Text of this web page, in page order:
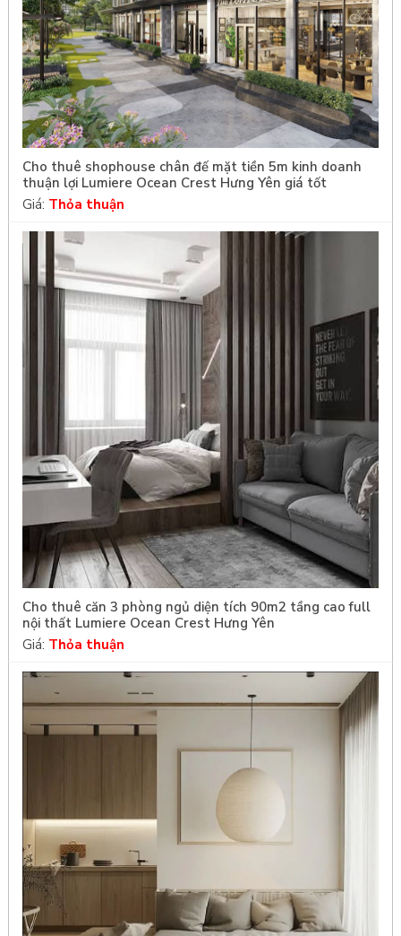
Cho thuê shophouse chân đế mặt tiền 5m kinh doanh
thuận lợi Lumiere Ocean Crest Hưng Yên giá tốt
Giá: Thỏa thuận
Cho thuê căn 3 phòng ngủ diện tích 90m2 tầng cao full
nội thất Lumiere Ocean Crest Hưng Yên
Giá: Thỏa thuận